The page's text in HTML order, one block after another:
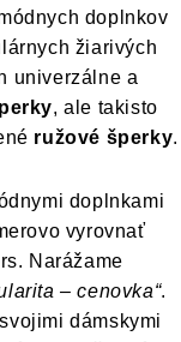
doplnkov
žiarivých
univerzálne a
, ale takisto
ružové šperky.
doplnkami
vyrovnať
Narážame
– cenovka“.
dámskymi